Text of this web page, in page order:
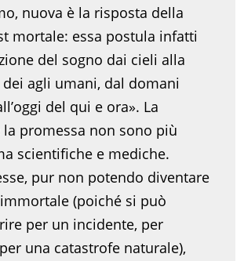
nuova è la risposta della
mortale: essa postula infatti
del sogno dai cieli alla
agli umani, dal domani
del qui e ora». La
la promessa non sono più
scientifiche e mediche.
pur non potendo diventare
(poiché si può
per un incidente, per
una catastrofe naturale),